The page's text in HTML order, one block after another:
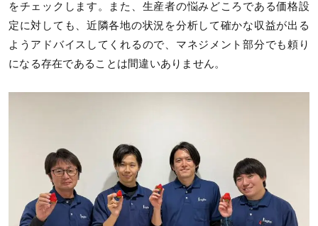
をチェックします。また、生産者の悩みどころである価格設
定に対しても、近隣各地の状況を分析して確かな収益が出る
ようアドバイスしてくれるので、マネジメント部分でも頼り
になる存在であることは間違いありません。